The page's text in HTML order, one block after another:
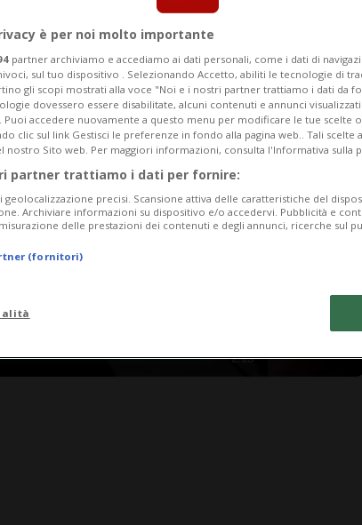
2:13
è per noi molto importante
partner archiviamo e accediamo ai dati personali, come i dati di
sul tuo dispositivo . Selezionando Accetto, abiliti le tecnologie di
gli scopi mostrati alla voce "Noi e i nostri partner trattiamo i dati da
dovessero essere disabilitate, alcuni contenuti e annunci
Puoi accedere nuovamente a questo menu per modificare le tue scelte
clic sul link Gestisci le preferenze in fondo alla pagina web.. Tali scelte
nostro Sito web. Per maggiori informazioni, consulta l'Informativa sulla
partner trattiamo i dati per fornire:
geolocalizzazione precisi. Scansione attiva delle caratteristiche del
Archiviare informazioni su dispositivo e/o accedervi. Pubblicità e
delle prestazioni dei contenuti e degli annunci, ricerche sul
(fornitori)